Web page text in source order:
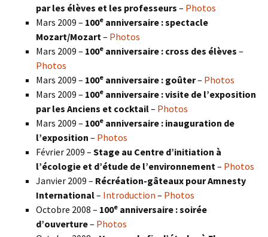
par les élèves et les professeurs – Photos
Mars 2009 – 100e anniversaire : spectacle
Mozart/Mozart – Photos
Mars 2009 – 100e anniversaire : cross des élèves –
Photos
Mars 2009 – 100e anniversaire : goûter– Photos
Mars 2009 – 100e anniversaire : visite de l’exposition
par les Anciens et cocktail– Photos
Mars 2009 – 100e anniversaire : inauguration de
l’exposition – Photos
Février 2009 – Stage au Centre d’initiation à
l’écologie et d’étude de l’environnement – Photos
Janvier 2009 – Récréation-gâteaux pour Amnesty
International– Introduction – Photos
Octobre 2008 – 100e anniversaire : soirée
d’ouverture– Photos